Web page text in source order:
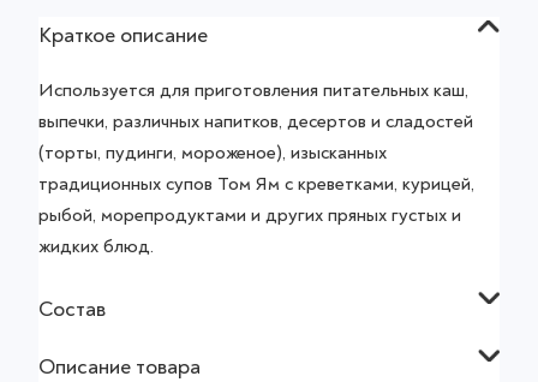
Краткое описание
Используется для приготовления питательных каш,
выпечки, различных напитков, десертов и сладостей
(торты, пудинги, мороженое), изысканных
традиционных супов Том Ям с креветками, курицей,
рыбой, морепродуктами и других пряных густых и
жидких блюд.
Состав
Описание товара